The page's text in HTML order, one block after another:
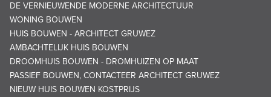
DE VERNIEUWENDE MODERNE ARCHITECTUUR
WONING BOUWEN
HUIS BOUWEN - ARCHITECT GRUWEZ
AMBACHTELIJK HUIS BOUWEN
DROOMHUIS BOUWEN - DROMHUIZEN OP MAAT
PASSIEF BOUWEN, CONTACTEER ARCHITECT GRUWEZ
NIEUW HUIS BOUWEN KOSTPRIJS